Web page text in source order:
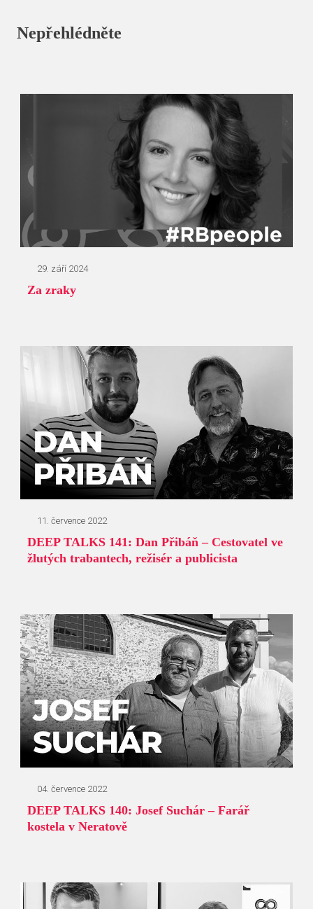
Nepřehlédněte
29. září 2024
Za zraky
11. července 2022
DEEP TALKS 141: Dan Přibáň – Cestovatel ve
žlutých trabantech, režisér a publicista
04. července 2022
DEEP TALKS 140: Josef Suchár – Farář
kostela v Neratově